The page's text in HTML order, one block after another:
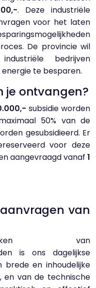
. Deze industriële
voor het laten
De provincie wil
bedrijven
te besparen.
je ontvangen?
subsidie worden
50% van de
gesubsidieerd. Er
voor deze
aangevraagd vanaf 1
van
van
is ons dagelijkse
brede en inhoudelijke
en van de technische